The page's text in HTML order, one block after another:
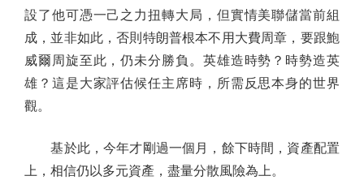
設了他可憑一己之力扭轉大局，但實情美聯儲當前組
成，並非如此，否則特朗普根本不用大費周章，要跟鮑
威爾周旋至此，仍未分勝負。英雄造時勢？時勢造英
雄？這是大家評估候任主席時，所需反思本身的世界
觀。
基於此，今年才剛過一個月，餘下時間，資產配置
上，相信仍以多元資產，盡量分散風險為上。